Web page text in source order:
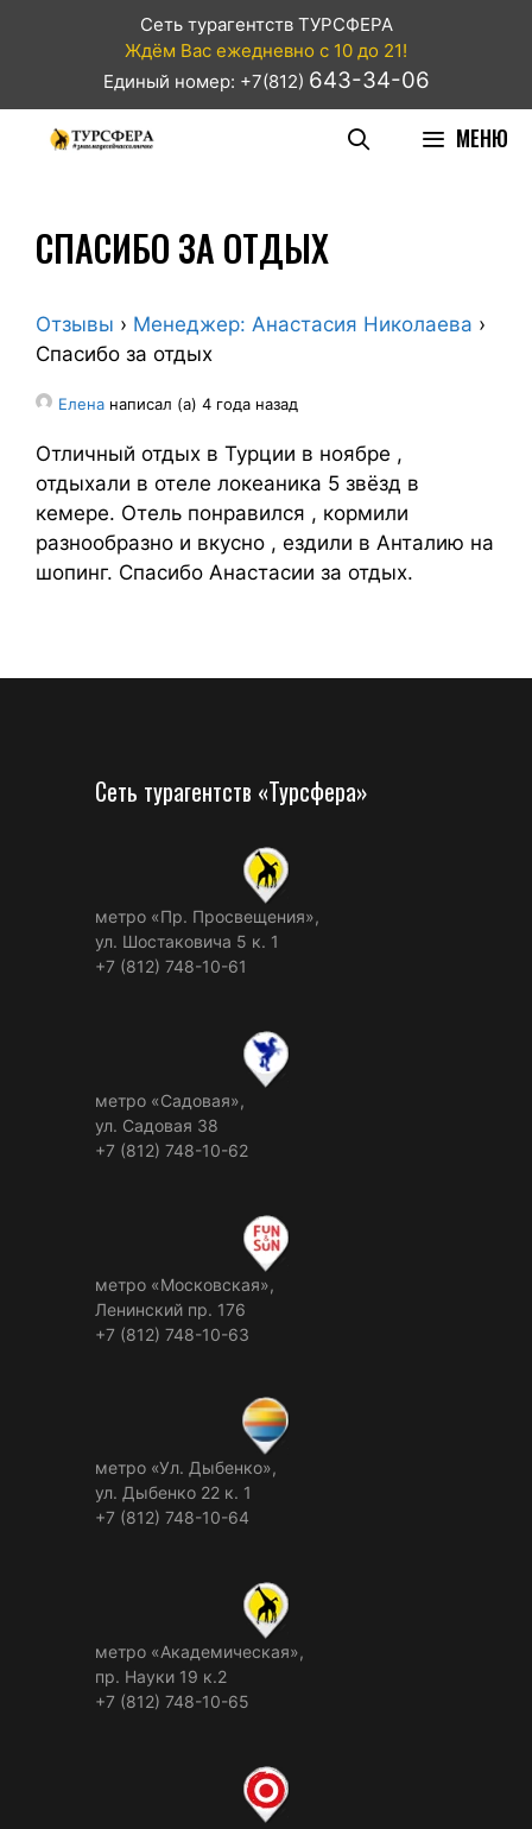
Сеть турагентств ТУРСФЕРА
Ждём Вас ежедневно с 10 до 21!
Единый номер: +7(812) 643-34-06
МЕНЮ
СПАСИБО ЗА ОТДЫХ
Отзывы › Менеджер: Анастасия Николаева ›
Спасибо за отдых
Елена написал (а) 4 года назад
Отличный отдых в Турции в ноябре ,
отдыхали в отеле локеаника 5 звёзд в
кемере. Отель понравился , кормили
разнообразно и вкусно , ездили в Анталию на
шопинг. Спасибо Анастасии за отдых.
Сеть турагентств «Турсфера»
метро «Пр. Просвещения»,
ул. Шостаковича 5 к. 1
+7 (812) 748-10-61
метро «Садовая»,
ул. Садовая 38
+7 (812) 748-10-62
метро «Московская»,
Ленинский пр. 176
+7 (812) 748-10-63
метро «Ул. Дыбенко»,
ул. Дыбенко 22 к. 1
+7 (812) 748-10-64
метро «Академическая»,
пр. Науки 19 к.2
+7 (812) 748-10-65